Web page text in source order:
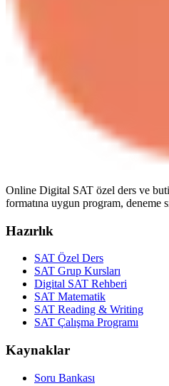
Online Digital SAT özel ders ve
formatına uygun program, deneme
Hazırlık
SAT Özel Ders
SAT Grup Kursları
Digital SAT Rehberi
SAT Matematik
SAT Reading & Writing
SAT Çalışma Programı
Kaynaklar
Soru Bankası